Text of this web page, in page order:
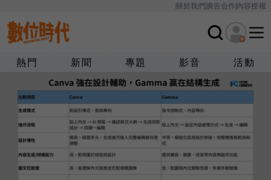
關於我們廣告合作內容授權
熱門 新聞 專題 影音 活動